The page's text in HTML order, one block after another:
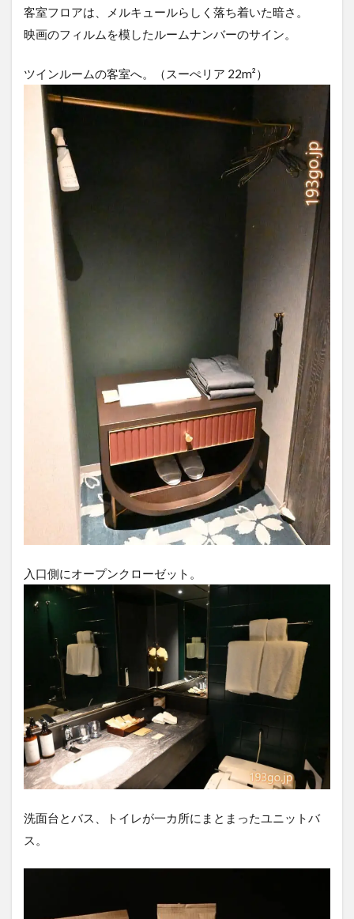
客室フロアは、メルキュールらしく落ち着いた暗さ。
映画のフィルムを模したルームナンバーのサイン。
ツインルームの客室へ。（スーぺリア 22m²）
入口側にオープンクローゼット。
洗面台とバス、トイレが一カ所にまとまったユニットバ
ス。